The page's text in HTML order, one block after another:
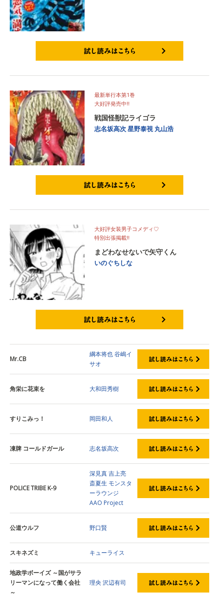
最新単行本第1巻
大好評発売中‼
戦国怪獣記ライゴラ
志名坂高次星野泰視 丸山浩
大好評女装男子コメディ♡
特別出張掲載‼
まどわなせないで矢守くん
いのぐちしな
Mr.CB
綱本将也谷嶋イ
サオ
角栄に花束を 大和田秀樹
すりこみっ！ 岡田和人
凍牌 コールドガール 志名坂高次
POLICE TRIBE K-9
深見真吉上亮
斎夏生 モンスタ
ーラウンジ
AAO Project
公道ウルフ 野口賢
スキネズミ キューライス
地政学ボーイズ ～国がサラ
リーマンになって働く会社
～
理央沢辺有司